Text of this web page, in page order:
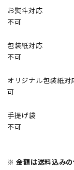
お熨斗対応
不可
包装紙対応
不可
オリジナル包装紙対
可
手提げ袋
不可
※ 金額は送料込み